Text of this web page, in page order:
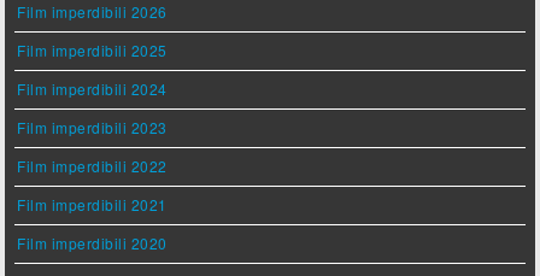
Film imperdibili 2026
Film imperdibili 2025
Film imperdibili 2024
Film imperdibili 2023
Film imperdibili 2022
Film imperdibili 2021
Film imperdibili 2020